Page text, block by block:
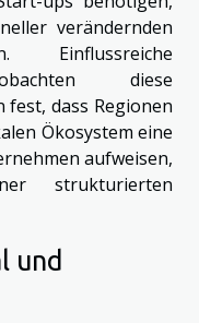
verändernden
diese
fest, dass Regionen
Ökosystem eine
aufweisen,
strukturierten
und